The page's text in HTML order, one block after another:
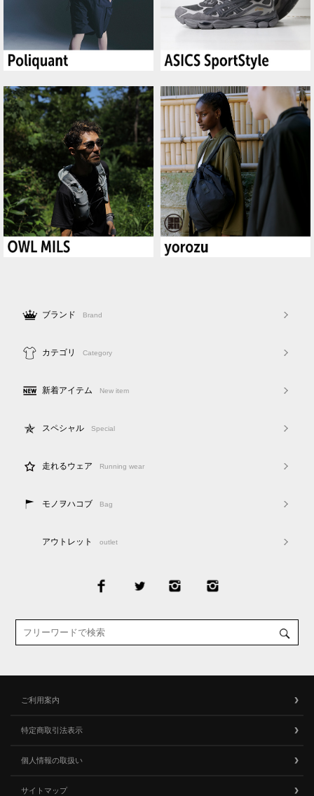
ブランド Brand
カテゴリ Category
新着アイテム New item
スペシャル Special
走れるウェア Running wear
モノヲハコブ Bag
アウトレット outlet
ご利用案内
特定商取引法表示
個人情報の取扱い
サイトマップ